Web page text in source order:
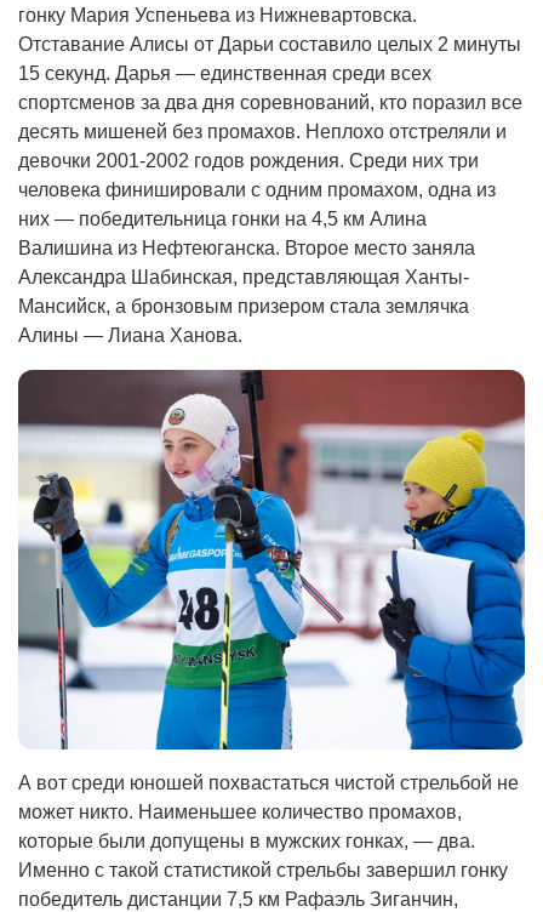
гонку Мария Успеньева из Нижневартовска.
Отставание Алисы от Дарьи составило целых 2 минуты
15 секунд. Дарья — единственная среди всех
спортсменов за два дня соревнований, кто поразил все
десять мишеней без промахов. Неплохо отстреляли и
девочки 2001-2002 годов рождения. Среди них три
человека финишировали с одним промахом, одна из
них — победительница гонки на 4,5 км Алина
Валишина из Нефтеюганска. Второе место заняла
Александра Шабинская, представляющая Ханты-
Мансийск, а бронзовым призером стала землячка
Алины — Лиана Ханова.
А вот среди юношей похвастаться чистой стрельбой не
может никто. Наименьшее количество промахов,
которые были допущены в мужских гонках, — два.
Именно с такой статистикой стрельбы завершил гонку
победитель дистанции 7,5 км Рафаэль Зиганчин,